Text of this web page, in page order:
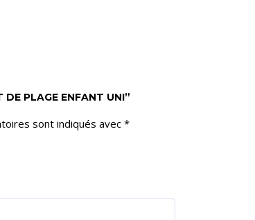
DE PLAGE ENFANT UNI”
sont indiqués avec*